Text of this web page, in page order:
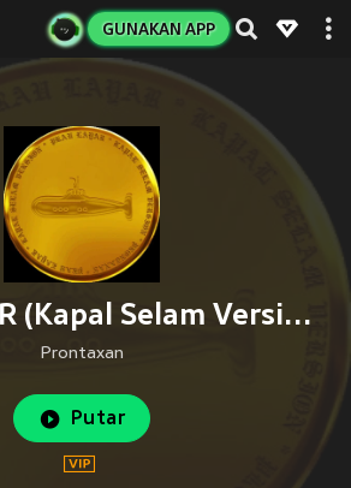
GUNAKAN APP
PRAU LAYAR (Kapal Selam Version)
Prontaxan
Putar